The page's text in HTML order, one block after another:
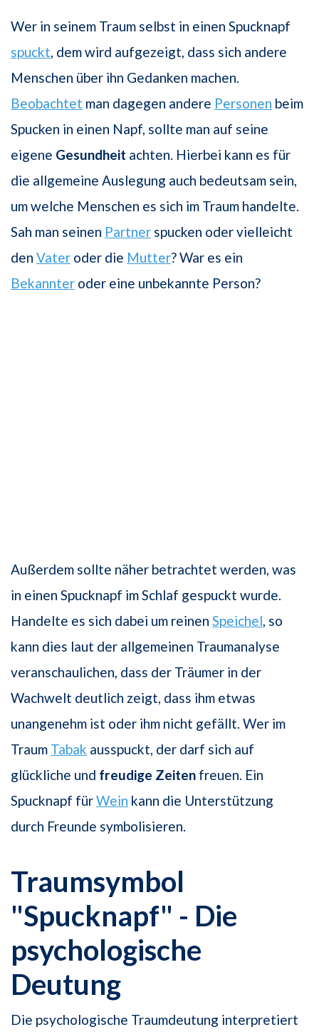
Wer in seinem Traum selbst in einen Spucknapf
spuckt , dem wird aufgezeigt, dass sich andere
Menschen über ihn Gedanken machen.
Beobachtet man dagegen andere Personen beim
Spucken in einen Napf, sollte man auf seine
eigene Gesundheit achten. Hierbei kann es für
die allgemeine Auslegung auch bedeutsam sein,
um welche Menschen es sich im Traum handelte.
Sah man seinen Partner spucken oder vielleicht
den Vater oder die Mutter? War es ein
Bekannter oder eine unbekannte Person?
Außerdem sollte näher betrachtet werden, was
in einen Spucknapf im Schlaf gespuckt wurde.
Handelte es sich dabei um reinen Speichel , so
kann dies laut der allgemeinen Traumanalyse
veranschaulichen, dass der Träumer in der
Wachwelt deutlich zeigt, dass ihm etwas
unangenehm ist oder ihm nicht gefällt. Wer im
Traum Tabak ausspuckt, der darf sich auf
glückliche und freudige Zeiten freuen. Ein
Spucknapf fürWein kann die Unterstützung
durch Freunde symbolisieren.
Traumsymbol
"Spucknapf" - Die
psychologische
Deutung
Die psychologische Traumdeutung interpretiert